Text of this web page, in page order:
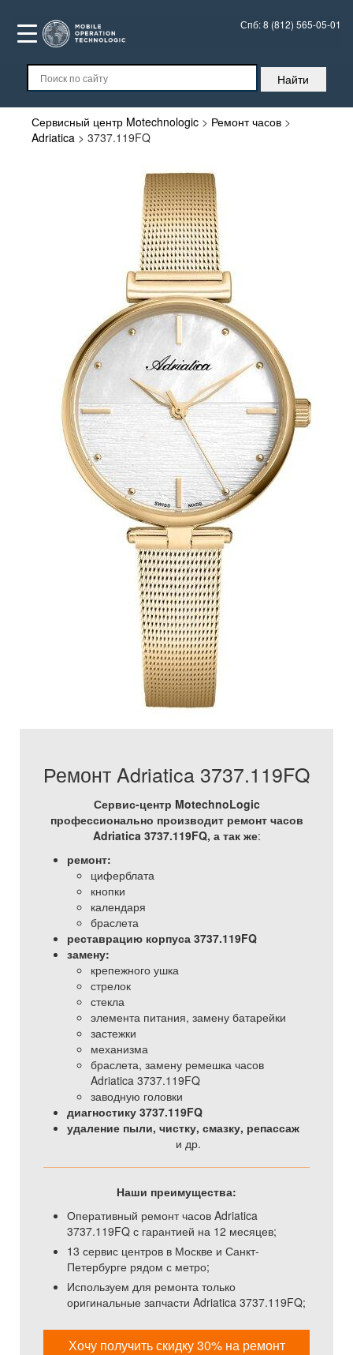
Спб:8 (812) 565-05-01
Сервисный центр Motechnologic > Ремонт часов >
Adriatica > 3737.119FQ
Ремонт Adriatica 3737.119FQ
Сервис-центр MotechnoLogic
профессионально производит ремонт часов
Adriatica 3737.119FQ, а так же:
ремонт:
циферблата
кнопки
календаря
браслета
реставрацию корпуса 3737.119FQ
замену:
крепежного ушка
стрелок
стекла
элемента питания, замену батарейки
застежки
механизма
браслета, замену ремешка часов
Adriatica 3737.119FQ
заводную головки
диагностику 3737.119FQ
удаление пыли, чистку, смазку, репассаж
и др.
Наши преимущества:
Оперативный ремонт часов Adriatica
3737.119FQ с гарантией на 12 месяцев;
13 сервис центров в Москве и Санкт-
Петербурге рядом с метро;
Используем для ремонта только
оригинальные запчасти Adriatica 3737.119FQ;
Хочу получить скидку 30% на ремонт